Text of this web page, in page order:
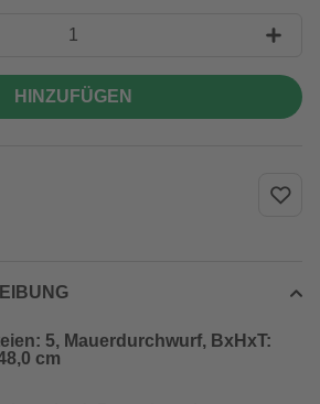
HINZUFÜGEN
5, Mauerdurchwurf, BxHxT:
cm